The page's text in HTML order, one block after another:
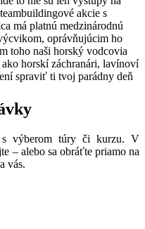
akcie s
má platnú medzinárodnú
oprávňujúcim ho
toho naši horský vodcovia
horskí záchranári, lavínoví
spraviť ti tvoj parádny deň
s výberom túry či kurzu. V
– alebo sa obráťte priamo na
vás.